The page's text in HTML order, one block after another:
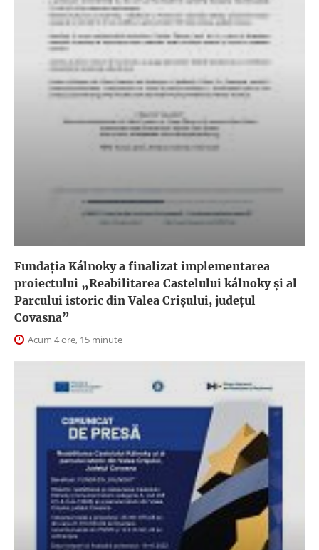
Fundația Kálnoky a finalizat implementarea
proiectului „Reabilitarea Castelului kálnoky și al
Parcului istoric din Valea Crișului, județul
Covasna”
Acum 4 ore, 15 minute